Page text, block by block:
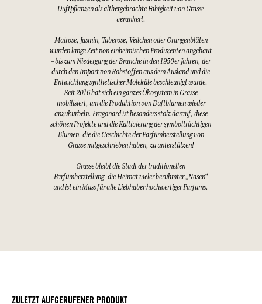
Duftpflanzen als althergebrachte Fähigkeit von Grasse
verankert.
Mairose, Jasmin, Tuberose, Veilchen oder Orangenblüten
wurden lange Zeit von einheimischen Produzenten angebaut
– bis zum Niedergang der Branche in den 1950er Jahren, der
durch den Import von Rohstoffen aus dem Ausland und die
Entwicklung synthetischer Moleküle beschleunigt wurde.
Seit 2016 hat sich ein ganzes Ökosystem in Grasse
mobilisiert, um die Produktion von Duftblumen wieder
anzukurbeln. Fragonard ist besonders stolz darauf, diese
schönen Projekte und die Kultivierung der symbolträchtigen
Blumen, die die Geschichte der Parfümherstellung von
Grasse mitgeschrieben haben, zu unterstützen!
Grasse bleibt die Stadt der traditionellen
Parfümherstellung, die Heimat vieler berühmter „Nasen“
und ist ein Muss für alle Liebhaber hochwertiger Parfums.
ZULETZT AUFGERUFENER PRODUKT